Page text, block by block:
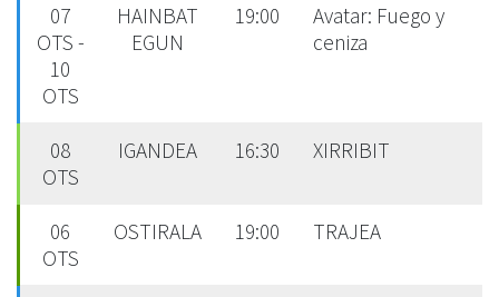
07
OTS -
10
OTS
HAINBAT
EGUN
19:00
Avatar: Fuego y
ceniza
08
OTS
IGANDEA 16:30 XIRRIBIT
06
OTS
OSTIRALA 19:00 TRAJEA